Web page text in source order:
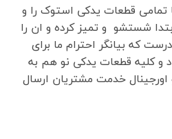
تمامی قطعات یدکی استوک را و
شستشو و تمیز کرده و ان را
که بیانگر احترام ما برای
کلیه قطعات یدکی نو هم به
خدمت مشتریان ارسال